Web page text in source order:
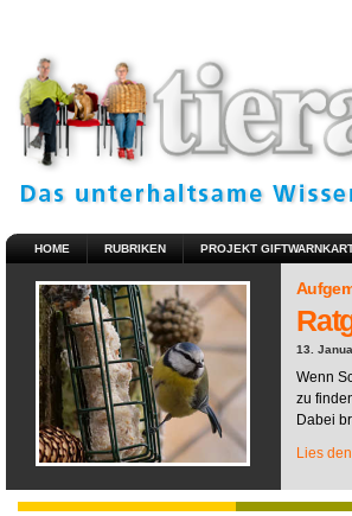
HOME RUBRIKEN PROJEKT
13.
Wenn
zu
Dabei
Lies